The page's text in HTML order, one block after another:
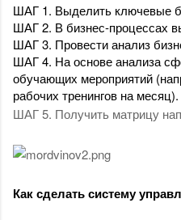
ШАГ 1. Выделить ключевые
ШАГ 2. В бизнес-процессах
ШАГ 3. Провести анализ
ШАГ 4. На основе анализа
обучающих мероприятий
рабочих тренингов на месяц).
ШАГ 5. Получить матрицу
Как сделать систему